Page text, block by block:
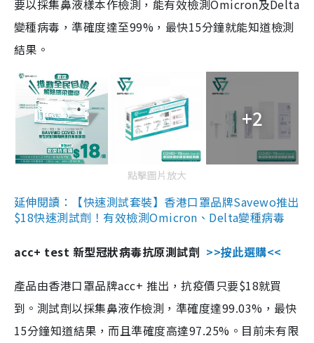
要以採集鼻液樣本作檢測，能有效檢測Omicron及Delta
變種病毒，準確度達至99%，最快15分鐘就能知道檢測
結果。
+2
點擊圖片放大
延伸閱讀：【快速測試套裝】香港口罩品牌Savewo推出
$18快速測試劑！有效檢測Omicron、Delta變種病毒
acc+ test 新型冠狀病毒抗原測試劑 >>按此選購<<
產品由香港口罩品牌acc+ 推出，抗疫價只要$18就買
到。測試劑以採集鼻液作檢測，準確度達99.03%，最快
15分鐘知道結果，而且準確度高達97.25%。目前未有限